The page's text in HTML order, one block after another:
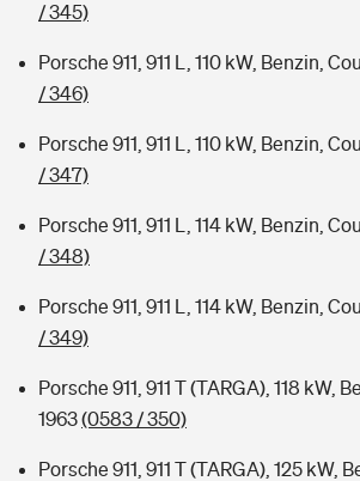
/ 345)
Porsche 911, 911 L, 110 kW, Benzin,
/ 346)
Porsche 911, 911 L, 110 kW, Benzin,
/ 347)
Porsche 911, 911 L, 114 kW, Benzin,
/ 348)
Porsche 911, 911 L, 114 kW, Benzin,
/ 349)
Porsche 911, 911 T (TARGA), 118 kW,
1963(0583 / 350)
Porsche 911, 911 T (TARGA), 125 kW,